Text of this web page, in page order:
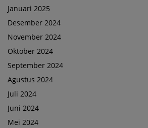
Januari 2025
Desember 2024
November 2024
Oktober 2024
September 2024
Agustus 2024
Juli 2024
Juni 2024
Mei 2024